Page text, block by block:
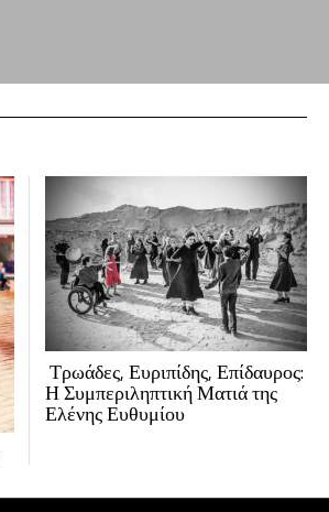
Τρωάδες, Ευριπίδης, Επίδαυρος:
Η Συμπεριληπτική Ματιά της
Ελένης Ευθυμίου